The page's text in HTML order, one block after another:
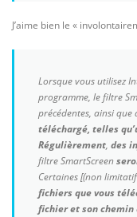
J’aime bien le «
Lorsque vous utilisez
programme, le filtre
précédentes, ainsi que
téléchargé, telles
Régulièrement, des
filtre SmartScreen
Certaines [(non
fichiers que vous
fichier et son chemin